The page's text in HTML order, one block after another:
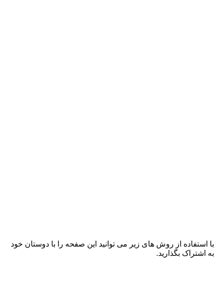
با استفاده از روش های زیر می توانید این صفحه را با دوستان خود
به اشتراک بگذارید.